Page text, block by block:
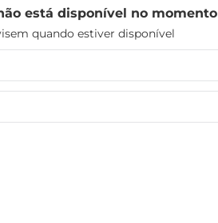
está disponível no momento
quando estiver disponível